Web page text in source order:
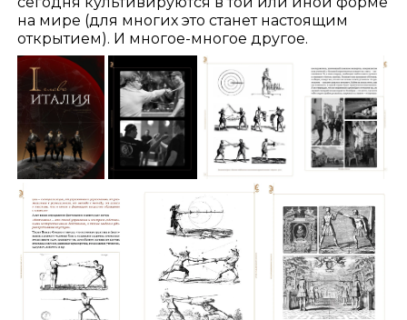
на мире (для многих это станет настоящим
открытием). И многое-многое другое.